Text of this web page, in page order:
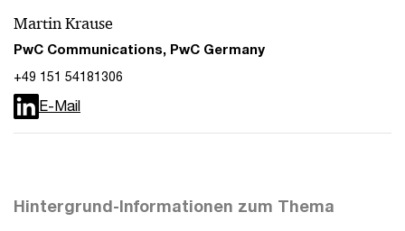
Martin Krause
PwC Communications, PwC Germany
+49 151 54181306
E-Mail
Hintergrund-Informationen zum Thema